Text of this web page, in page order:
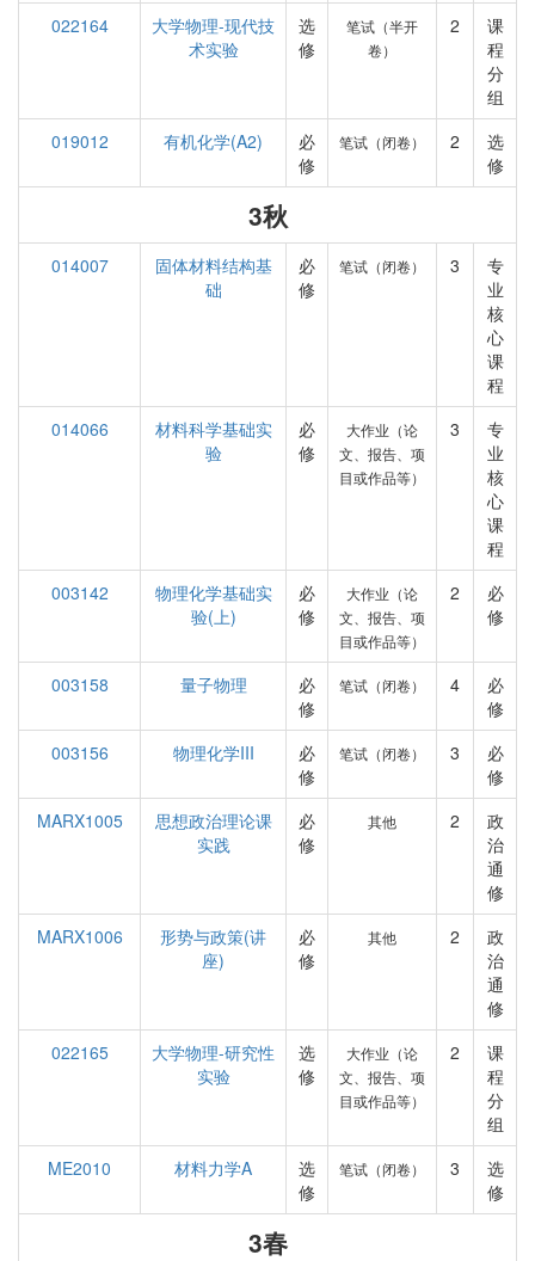
022164
大学物理-现代技
术实验
选
修
笔试（半开
卷）
2
课
程
分
组
019012
有机化学(A2)
必
修
笔试（闭卷） 2
选
修
3秋
014007
固体材料结构基
础
必
修
笔试（闭卷） 3
专
业
核
心
课
程
014066
材料科学基础实
验
必
修
大作业（论
文、报告、项
目或作品等）
3
专
业
核
心
课
程
003142
物理化学基础实
验(上)
必
修
大作业（论
文、报告、项
目或作品等）
2
必
修
003158 量子物理
必
修
笔试（闭卷） 4
必
修
003156
物理化学III
必
修
笔试（闭卷） 3
必
修
MARX1005
思想政治理论课
实践
必
修
其他 2
政
治
通
修
MARX1006
形势与政策(讲
座)
必
修
其他 2
政
治
通
修
022165
大学物理-研究性
实验
选
修
大作业（论
文、报告、项
目或作品等）
2
课
程
分
组
ME2010
材料力学A
选
修
笔试（闭卷） 3
选
修
3春